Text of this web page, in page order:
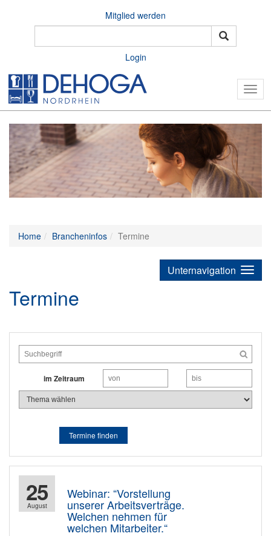
Mitglied werden
Login
Home Brancheninfos Termine
Unternavigation
Termine
Suche
im Zeitraum
Thema
Termine finden
Webinar: “Vorstellung
unserer Arbeitsverträge.
Welchen nehmen für
welchen Mitarbeiter.“
August
25